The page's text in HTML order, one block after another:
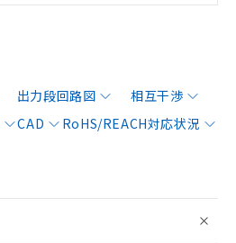
出力段回路図
相互干渉
CAD
RoHS/REACH対応状況